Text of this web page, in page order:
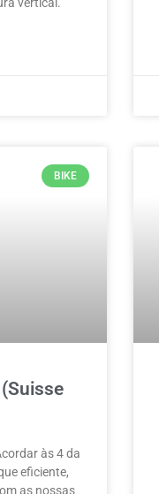
BIKE
às 4 da
eficiente,
as nossas